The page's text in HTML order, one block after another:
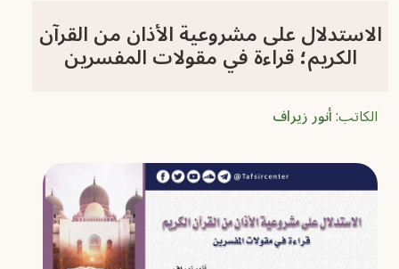
الاستدلال على مشروعية الأذان من القرآن
الكريم؛ قراءة في مقولات المفسرين
الكاتب:أنور زيراف